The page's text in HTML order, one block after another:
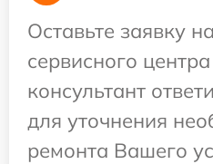
Оставьте заявку
сервисного
консультант
для уточнения
ремонта Вашего